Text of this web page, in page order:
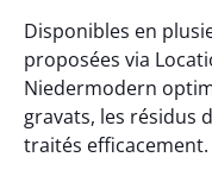
Disponibles en
proposées via
Niedermodern
gravats, les résidus
traités efficacement.